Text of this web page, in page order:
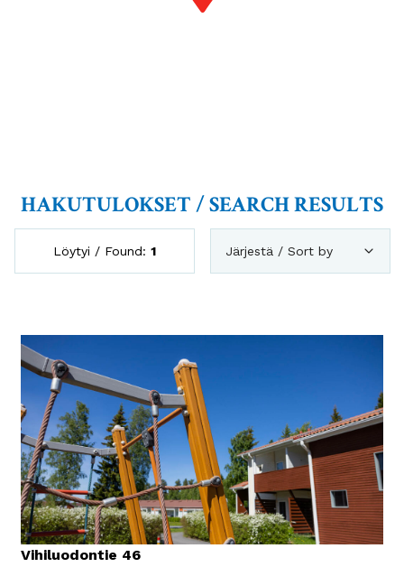
HAKUTULOKSET / SEARCH RESULTS
Löytyi / Found: 1 Järjestä / Sort by
Vihiluodontie 46